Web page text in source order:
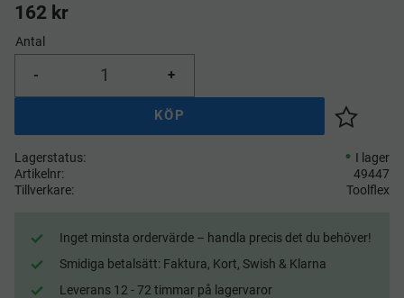
162 kr
Antal
+
-
KÖP
Lägg till
Lagerstatus
I lager
Artikelnr
49447
Tillverkare
Toolflex
Inget minsta ordervärde – handla precis det du behöver!
Smidiga betalsätt: Faktura, Kort, Swish & Klarna
Leverans 12 - 72 timmar på lagervaror